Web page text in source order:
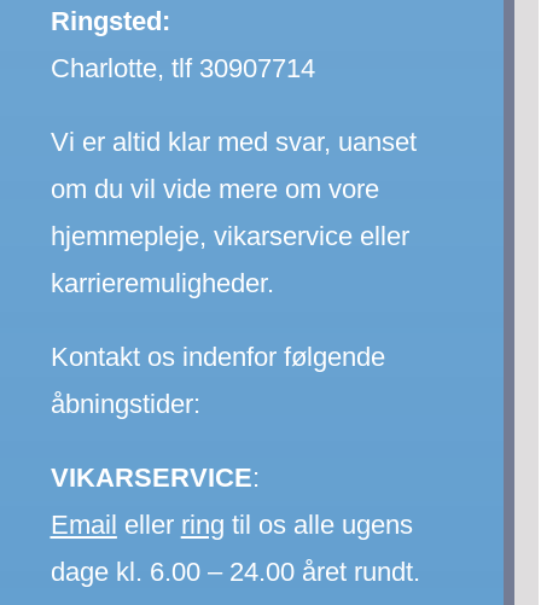
Ringsted:
Charlotte, tlf 30907714
Vi er altid klar med svar, uanset
om du vil vide mere om vore
hjemmepleje, vikarservice eller
karrieremuligheder.
Kontakt os indenfor følgende
åbningstider:
VIKARSERVICE:
Email eller ring til os alle ugens
dage kl. 6.00 – 24.00 året rundt.